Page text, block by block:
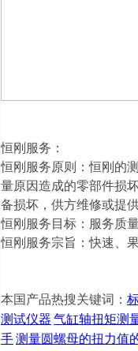
恒刚服务：
恒刚服务原则：恒刚的
量原因造成的零部件损
备损坏，供方维修或提
恒刚服务目标：服务质
恒刚服务宗旨：快速、
本国产品热搜关键词：
测试仪器 气缸轴扭矩测
手测量圆螺母的扭力值